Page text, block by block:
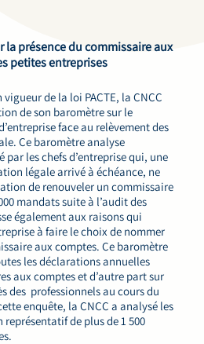
la présence du commissaire aux
petites entreprises
vigueur de la loi PACTE, la CNCC
de son baromètre sur le
face au relèvement des
Ce baromètre analyse
les chefs d’entreprise qui, une
légale arrivé à échéance, ne
de renouveler un commissaire
mandats suite à l’audit des
également aux raisons qui
à faire le choix de nommer
aux comptes. Ce baromètre
les déclarations annuelles
aux comptes et d’autre part sur
des professionnels au cours du
enquête, la CNCC a analysé les
de plus de 1 500